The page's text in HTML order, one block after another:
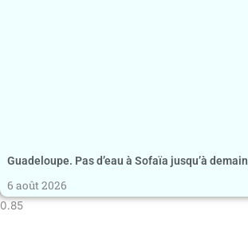
Guadeloupe. Pas d’eau à Sofaïa jusqu’à demain
6 août 2026